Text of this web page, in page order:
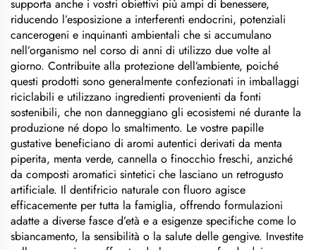
supporta anche i vostri obiettivi più ampi di benessere,
riducendo l’esposizione a interferenti endocrini, potenziali
cancerogeni e inquinanti ambientali che si accumulano
nell’organismo nel corso di anni di utilizzo due volte al
giorno. Contribuite alla protezione dell’ambiente, poiché
questi prodotti sono generalmente confezionati in imballaggi
riciclabili e utilizzano ingredienti provenienti da fonti
sostenibili, che non danneggiano gli ecosistemi né durante la
produzione né dopo lo smaltimento. Le vostre papille
gustative beneficiano di aromi autentici derivati da menta
piperita, menta verde, cannella o finocchio freschi, anziché
da composti aromatici sintetici che lasciano un retrogusto
artificiale. Il dentifricio naturale con fluoro agisce
efficacemente per tutta la famiglia, offrendo formulazioni
adatte a diverse fasce d’età e a esigenze specifiche come lo
sbiancamento, la sensibilità o la salute delle gengive. Investite